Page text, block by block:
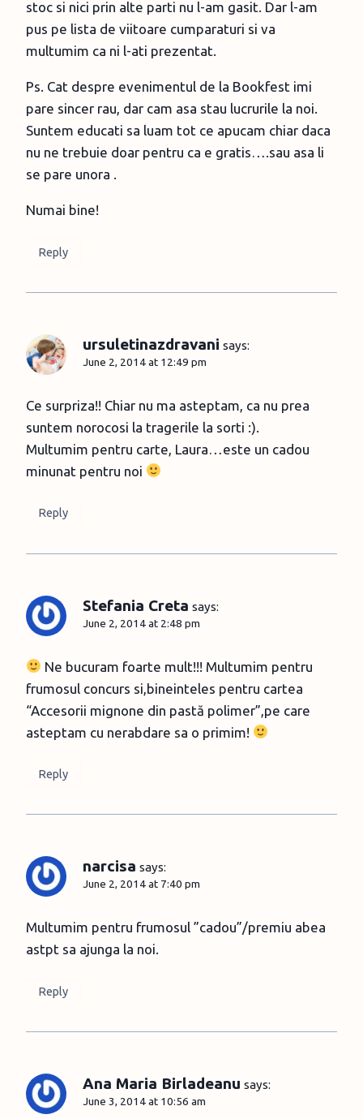
stoc si nici prin alte parti nu l-am gasit. Dar l-am
pus pe lista de viitoare cumparaturi si va
multumim ca ni l-ati prezentat.
Ps. Cat despre evenimentul de la Bookfest imi
pare sincer rau, dar cam asa stau lucrurile la noi.
Suntem educati sa luam tot ce apucam chiar daca
nu ne trebuie doar pentru ca e gratis….sau asa li
se pare unora .
Numai bine!
Reply
ursuletinazdravani says:
June 2, 2014 at 12:49 pm
Ce surpriza!! Chiar nu ma asteptam, ca nu prea
suntem norocosi la tragerile la sorti :).
Multumim pentru carte, Laura…este un cadou
minunat pentru noi
Reply
Stefania Creta says:
June 2, 2014 at 2:48 pm
Ne bucuram foarte mult!!! Multumim pentru
frumosul concurs si,bineinteles pentru cartea
“Accesorii mignone din pastă polimer”,pe care
asteptam cu nerabdare sa o primim!
Reply
narcisa says:
June 2, 2014 at 7:40 pm
Multumim pentru frumosul ”cadou”/premiu abea
astpt sa ajunga la noi.
Reply
Ana Maria Birladeanu says:
June 3, 2014 at 10:56 am